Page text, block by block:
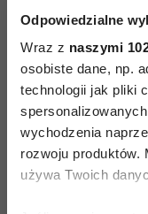
Odpowiedzialne
Wraz z naszymi
osobiste dane, np.
technologii jak pliki
wychodzenia
rozwoju produktów.
używa Twoich